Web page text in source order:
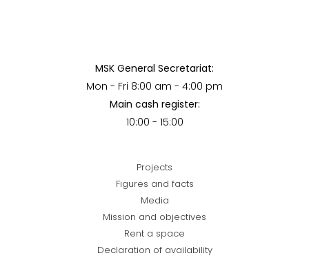
MSK General Secretariat:
Mon - Fri 8:00 am - 4:00 pm
Main cash register:
10:00 - 15:00
Projects
Figures and facts
Media
Mission and objectives
Rent a space
Declaration of availability